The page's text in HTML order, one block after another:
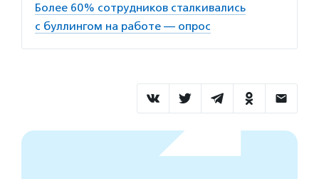
Более 60% сотрудников сталкивались
с буллингом на работе — опрос